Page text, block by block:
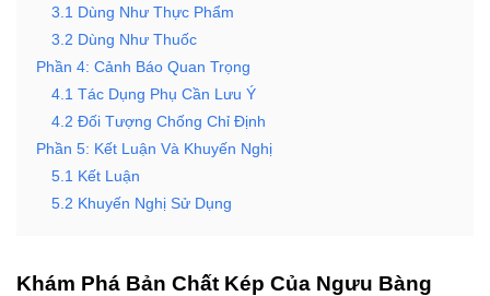
3.1 Dùng Như Thực Phẩm
3.2 Dùng Như Thuốc
Phần 4: Cảnh Báo Quan Trọng
4.1 Tác Dụng Phụ Cần Lưu Ý
4.2 Đối Tượng Chống Chỉ Định
Phần 5: Kết Luận Và Khuyến Nghị
5.1 Kết Luận
5.2 Khuyến Nghị Sử Dụng
Khám Phá Bản Chất Kép Của Ngưu Bàng